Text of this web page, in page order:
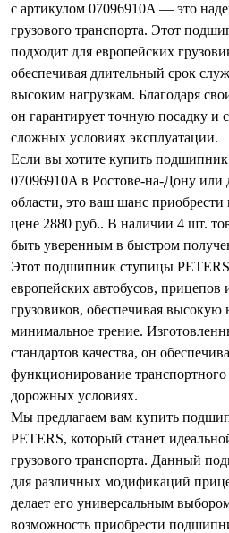
с артикулом 07096910A — это
грузового транспорта. Этот
подходит для европейских
обеспечивая длительный срок
высоким нагрузкам. Благодаря
он гарантирует точную посадку и
сложных условиях эксплуатации.
Если вы хотите купить
07096910A в Ростове-на-Дону или
области, это ваш шанс приобрести
цене 2880 руб.. В наличии 4 шт.
быть уверенным в быстром
Этот подшипник ступицы
европейских автобусов, прицепов
грузовиков, обеспечивая высокую
минимальное трение.
стандартов качества, он
функционирование
дорожных условиях.
Мы предлагаем вам купить
PETERS, который станет
грузового транспорта. Данный
для различных модификаций
делает его универсальным
возможность приобрести